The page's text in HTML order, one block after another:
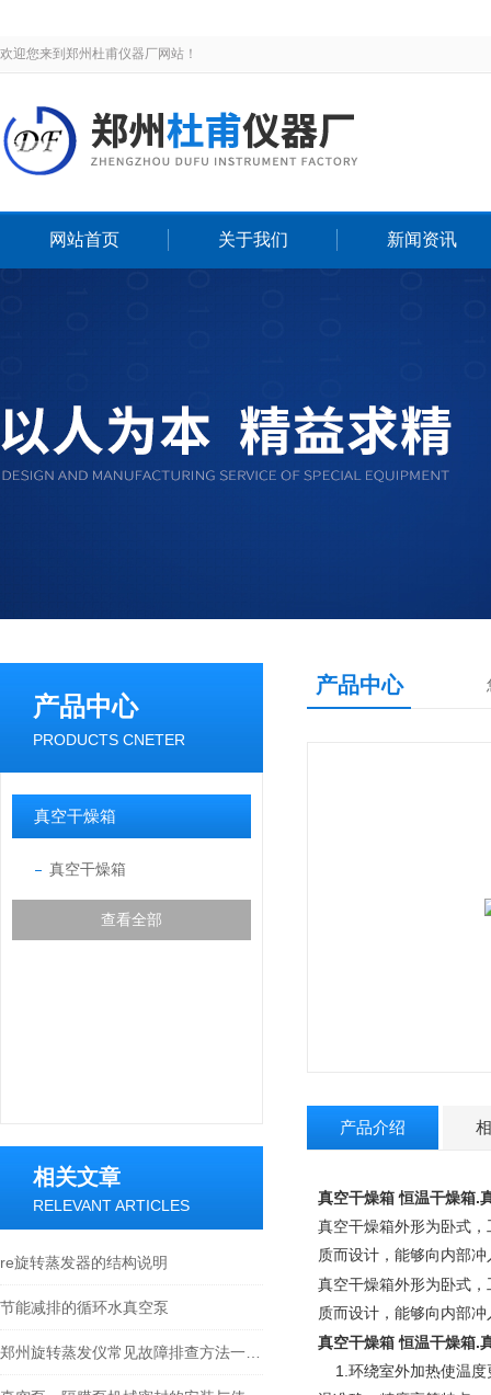
欢迎您来到郑州杜甫仪器厂网站！
网站首页 关于我们 新闻资讯
产品中心
PRODUCTS CNETER
真空干燥箱
真空干燥箱
查看全部
相关文章
RELEVANT ARTICLES
re旋转蒸发器的结构说明
节能减排的循环水真空泵
产品中心
产品介绍
真空干燥箱 恒温干燥箱.
真空干燥箱外形为卧式
质而设计，能够向内部
真空干燥箱外形为卧式
质而设计，能够向内部
真空干燥箱 恒温干燥箱.
1.环绕室外加热使温度